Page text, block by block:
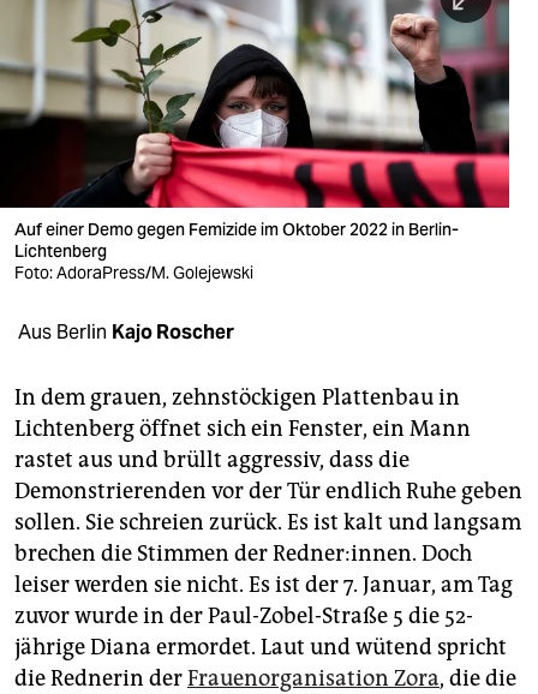
nord
wahrheit
verlag
veranstaltungen
unterstützen
abo
genossenschaft
epaper login
Auf einer Demo gegen Femizide im Oktober 2022 in Berlin-
Lichtenberg
Foto: AdoraPress/M. Golejewski
Aus Berlin Kajo Roscher
In dem grauen, zehnstöckigen Plattenbau in
Lichtenberg öffnet sich ein Fenster, ein Mann
rastet aus und brüllt aggressiv, dass die
Demonstrierenden vor der Tür endlich Ruhe geben
sollen. Sie schreien zurück. Es ist kalt und langsam
brechen die Stimmen der Red­ne­r:in­nen. Doch
leiser werden sie nicht. Es ist der 7. Januar, am Tag
zuvor wurde in der Paul-Zobel-Straße 5 die 52-
jährige Diana ermordet. Laut und wütend spricht
die Rednerin derFrauenorganisation Zora, die die